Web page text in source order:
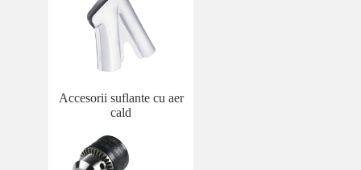
Accesorii suflante cu aer
cald